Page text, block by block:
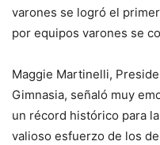
varones se logró el
por equipos varones se
Maggie Martinelli,
Gimnasia, señaló muy
un récord histórico para
valioso esfuerzo de los